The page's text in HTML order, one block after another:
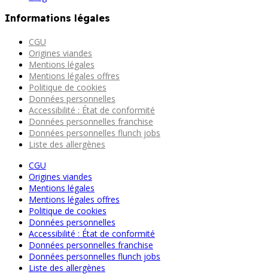
Informations légales
CGU
Origines viandes
Mentions légales
Mentions légales offres
Politique de cookies
Données personnelles
Accessibilité : État de conformité
Données personnelles franchise
Données personnelles flunch jobs
Liste des allergènes
CGU
Origines viandes
Mentions légales
Mentions légales offres
Politique de cookies
Données personnelles
Accessibilité : État de conformité
Données personnelles franchise
Données personnelles flunch jobs
Liste des allergènes